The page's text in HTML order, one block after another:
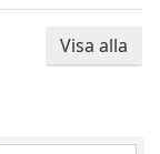
Visa alla